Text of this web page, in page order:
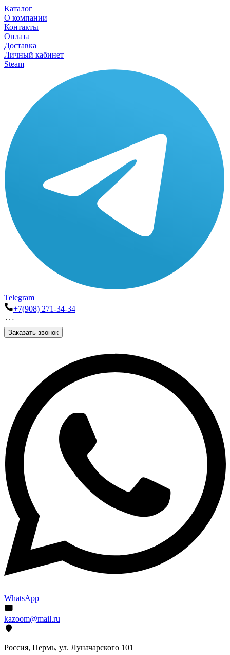
Каталог
О компании
Контакты
Оплата
Доставка
Личный кабинет
Steam
Telegram
+7(908) 271-34-34
Заказать звонок
WhatsApp
kazoom@mail.ru
Россия, Пермь, ул. Луначарского 101